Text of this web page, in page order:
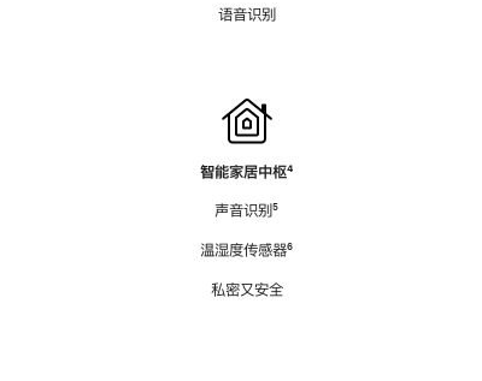
语音识别
智能家居中枢脚
⁴
声音识别脚
⁵
温湿度传感器脚
⁶
私密又安全